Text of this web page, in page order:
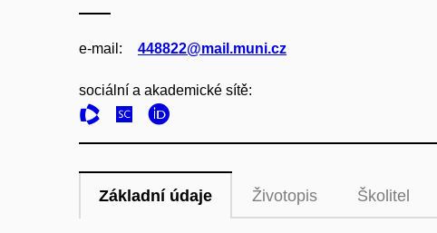
e‑mail: 448822@mail.muni.cz
sociální a akademické sítě:
Základní údaje Životopis Školitel